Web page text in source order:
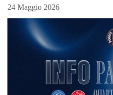
24 Maggio 2026